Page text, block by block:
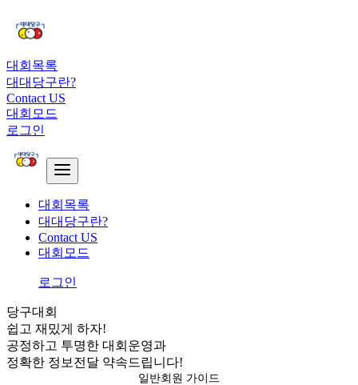
대회목록
대대당구란?
Contact US
대회모드
로그인
대회목록
대대당구란?
Contact US
대회모드
로그인
당구대회
쉽고 재밌게 하자!
공정하고 투명한 대회운영과
정확한 정보전달 약속드립니다!
일반회원 가이드